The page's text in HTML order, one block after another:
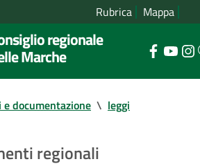
Rubrica Mappa
regionale
Marche
documentazione \ leggi
regionali